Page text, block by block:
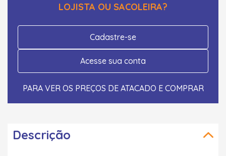
LOJISTA OU SACOLEIRA?
Cadastre-se
Acesse sua conta
PARA VER OS PREÇOS DE ATACADO E COMPRAR
Descrição